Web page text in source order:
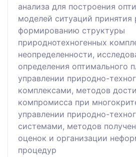
анализа для построения
моделей ситуаций принятия
формированию структуры
природнотехногенных
неопределенности,
определения оптимального
управлении природно-
комплексами, методов
компромисса при
управлении природно-
системами, методов
оценок и организации
процедур